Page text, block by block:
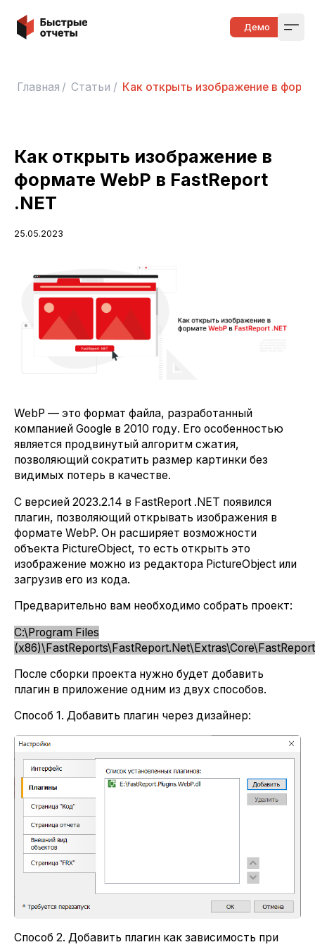
Быстрые отчеты Демо
Главная / Статьи / Как открыть изображение в
Как открыть изображение в
формате WebP в FastReport
.NET
25.05.2023
WebP — это формат файла, разработанный
компанией Google в 2010 году. Его особенностью
является продвинутый алгоритм сжатия,
позволяющий сократить размер картинки без
видимых потерь в качестве.
С версией 2023.2.14 в FastReport .NET появился
плагин, позволяющий открывать изображения в
формате WebP. Он расширяет возможности
объекта PictureObject, то есть открыть это
изображение можно из редактора PictureObject или
загрузив его из кода.
Предварительно вам необходимо собрать проект:
С:\Program Files
После сборки проекта нужно будет добавить
плагин в приложение одним из двух способов.
Способ 1. Добавить плагин через дизайнер:
Способ 2. Добавить плагин как зависимость при